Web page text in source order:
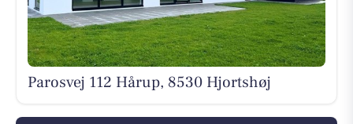
Parosvej 112 Hårup, 8530 Hjortshøj